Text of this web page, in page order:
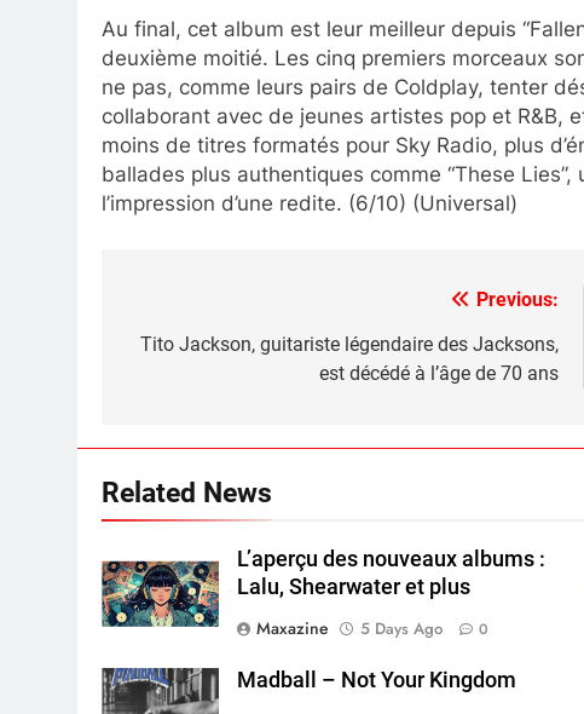
Au final, cet album est leur meilleur depuis
deuxième moitié. Les cinq premiers morceaux
ne pas, comme leurs pairs de Coldplay, tenter
collaborant avec de jeunes artistes pop et R&B,
moins de titres formatés pour Sky Radio, plus
ballades plus authentiques comme “These
l’impression d’une redite. (6/10) (Universal)
navigation
Previous:
Tito Jackson, guitariste légendaire des Jacksons,
est décédé à l’âge de 70 ans
Related News
L’aperçu des nouveaux albums :
Lalu, Shearwater et plus
Maxazine
5 Days Ago 0
Madball – Not Your Kingdom